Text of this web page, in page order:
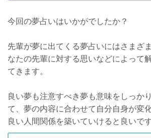
今回の夢占いはいかがでしたか？
先輩が夢に出てくる夢占いにはさまざ
なたの先輩に対する思いなどによって
てきます。
良い夢も注意すべき夢も意味をしっか
て、夢の内容に合わせて自分自身が変
良い人間関係を築いていけると良いで